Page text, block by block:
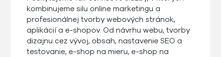
kombinujeme silu online marketingu a
profesionálnej tvorby webových stránok,
aplikácií a e-shopov. Od návrhu webu, tvorby
dizajnu cez vývoj, obsah, nastavenie SEO a
testovanie, e-shop na mieru, e-shop na